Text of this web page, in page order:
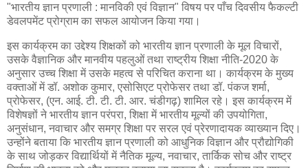
"भारतीय ज्ञान प्रणाली : मानविकी एवं विज्ञान" विषय पर पाँच दिवसीय फैकल्टी
डेवलपमेंट प्रोग्राम का सफल आयोजन किया गया।
इस कार्यक्रम का उद्देश्य शिक्षकों को भारतीय ज्ञान प्रणाली के मूल विचारों,
उसके वैज्ञानिक और मानवीय पहलुओं तथा राष्ट्रीय शिक्षा नीति-2020 के
अनुसार उच्च शिक्षा में उसके महत्व से परिचित कराना था। कार्यक्रम के मुख्य
वक्ताओं में डॉ. अशोक कुमार, एसोसिएट प्रोफेसर तथा डॉ. पंकज शर्मा,
प्रोफेसर, (एन. आई. टी. टी. टी. आर. चंडीगढ़) शामिल रहे। इस कार्यक्रम में
विशेषज्ञों ने भारतीय ज्ञान परंपरा, शिक्षा में भारतीय मूल्यों की उपयोगिता,
अनुसंधान, नवाचार और समग्र शिक्षा पर सरल एवं प्रेरणादायक व्याख्यान दिए।
उन्होंने बताया कि भारतीय ज्ञान प्रणाली को आधुनिक विज्ञान और प्रौद्योगिकी
के साथ जोड़कर विद्यार्थियों में नैतिक मूल्य, नवाचार, तार्किक सोच और राष्ट्र